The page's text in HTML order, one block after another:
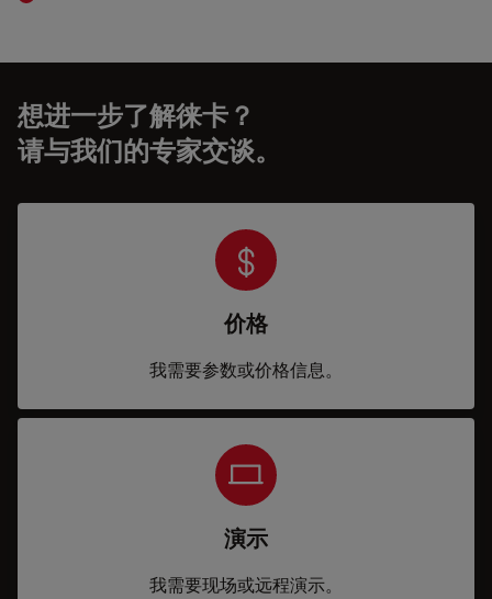
想进一步了解徕卡？
请与我们的专家交谈。
价格
我需要参数或价格信息。
演示
我需要现场或远程演示。